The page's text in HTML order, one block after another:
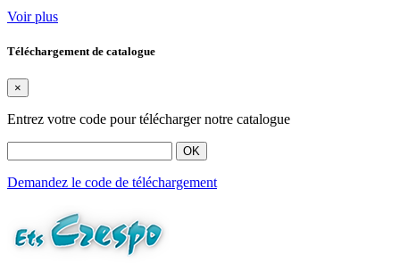
Voir plus
Téléchargement de catalogue
×
Entrez votre code pour télécharger notre catalogue
OK
Demandez le code de téléchargement